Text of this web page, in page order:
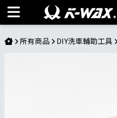
D.33無邊抽取式擦拭布 | K-WAX
所有商品 DIY洗車輔助工具